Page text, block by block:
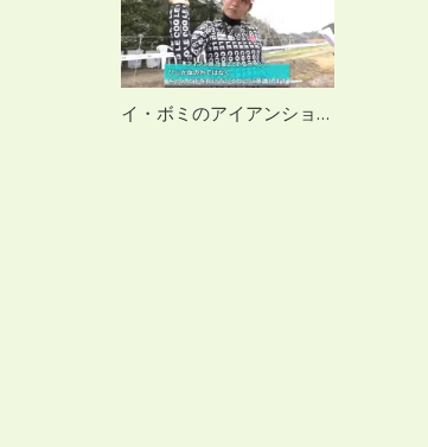
イ・ボミのアイアンショットをスイング解析機で徹底分析